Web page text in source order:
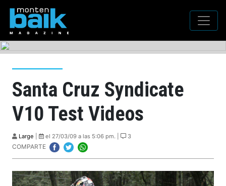
Santa Cruz Syndicate
V10 Test Videos
Large el 27/03/09 a las 5:06 pm. | 3
COMPARTE